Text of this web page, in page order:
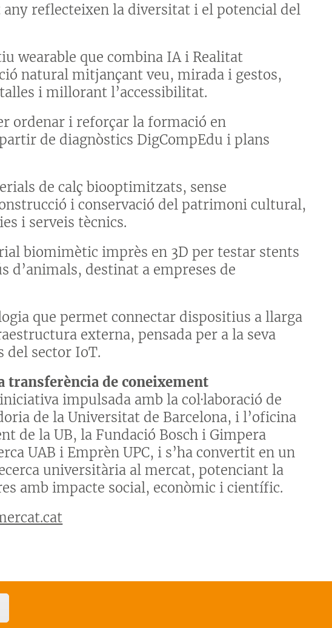
reflecteixen la diversitat i el potencial del
wearable que combina IA i Realitat
natural mitjançant veu, mirada i gestos,
i millorant l’accessibilitat.
ordenar i reforçar la formació en
de diagnòstics DigCompEdu i plans
de calç biooptimitzats, sense
i conservació del patrimoni cultural,
i serveis tècnics.
biomimètic imprès en 3D per testar stents
d’animals, destinat a empreses de
que permet connectar dispositius a llarga
externa, pensada per a la seva
del sector IoT.
transferència de coneixement
impulsada amb la col·laboració de
de la Universitat de Barcelona, i l’oficina
de la UB, la Fundació Bosch i Gimpera
UAB i Emprèn UPC, i s’ha convertit en un
universitària al mercat, potenciant la
amb impacte social, econòmic i científic.